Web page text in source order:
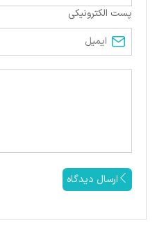
پست الکترونیکی
ارسال دیدگاه